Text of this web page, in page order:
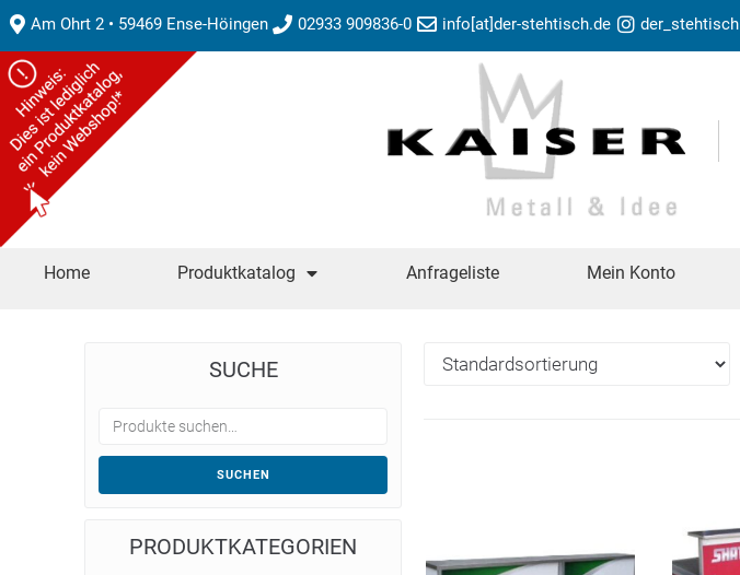
Am Ohrt 2 • 59469 Ense-Höingen 02933 909836-0 info[at]der-stehtisch.de der_stehtisch
Home Produktkatalog Anfrageliste Mein Konto
SUCHE
SUCHEN
PRODUKTKATEGORIEN